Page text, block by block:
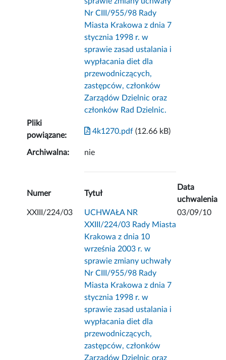
Nr CIII/955/98 Rady
Miasta Krakowa z dnia 7
stycznia 1998 r. w
sprawie zasad ustalania i
wypłacania diet dla
przewodniczących,
zastępców, członków
Zarządów Dzielnic oraz
członków Rad Dzielnic.
Pliki
powiązane:
4k1270.pdf (12.66 kB)
Archiwalna: nie
Numer Tytuł
Data
uchwalenia
XXIII/224/03
UCHWAŁA NR
XXIII/224/03 Rady Miasta
Krakowa z dnia 10
września 2003 r. w
sprawie zmiany uchwały
Nr CIII/955/98 Rady
Miasta Krakowa z dnia 7
stycznia 1998 r. w
sprawie zasad ustalania i
wypłacania diet dla
przewodniczących,
zastępców, członków
Zarządów Dzielnic oraz
03/09/10